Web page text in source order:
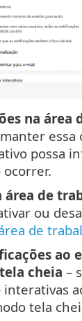
na área
essa
possa
área de
ou
de
ao
cheia –
interativas
tela